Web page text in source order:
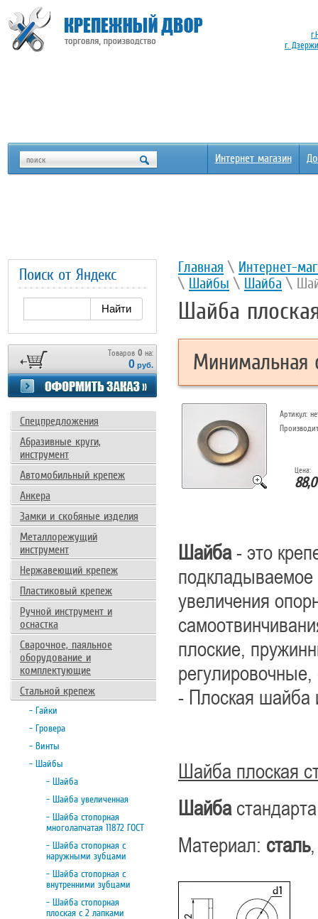
Интернет магазин
г.
Главная \ Интернет-
\ Шайбы \ Шайба \
Шайба
Минимальная
Артикул:
Цена:
Шайба- это
подкладываемое
увеличения
плоские,
- Плоская шайба
Шайба плоская
Шайба
Материал: сталь
Поиск от Яндекс
Товаров 0 на:
0 руб.
Спецпредложения
Абразивные круги,
инструмент
Автомобильный крепеж
Анкера
Замки и скобяные изделия
Металлорежущий
инструмент
Нержавеющий крепеж
Пластиковый крепеж
Ручной инструмент и
оснастка
Сварочное, паяльное
оборудование и
комплектующие
Стальной крепеж
- Гайки
- Гровера
- Винты
- Шайбы
- Шайба
- Шайба увеличенная
- Шайба стопорная
многолапчатая 11872 ГОСТ
- Шайба стопорная с
наружными зубцами
- Шайба стопорная с
внутренними зубцами
- Шайба стопорная
плоская с 2 лапками